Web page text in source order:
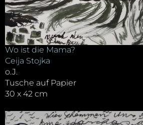
Wo ist die Mama?
Ceija Stojka
o.J.
Tusche auf Papier
30 x 42 cm